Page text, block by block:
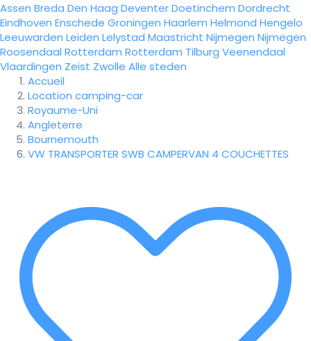
Assen Breda Den Haag DeventerDoetinchem Dordrecht
Eindhoven Enschede Groningen Haarlem Helmond Hengelo
Leeuwarden Leiden Lelystad Maastricht Nijmegen Nijmegen
Roosendaal Rotterdam Rotterdam Tilburg Veenendaal
Vlaardingen Zeist Zwolle Alle steden
Accueil
Location camping-car
Royaume-Uni
Angleterre
Bournemouth
VW TRANSPORTER SWB CAMPERVAN 4 COUCHETTES